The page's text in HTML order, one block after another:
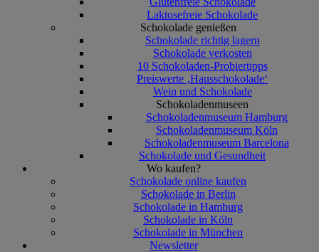
Laktosefreie Schokolade
Schokolade genießen
Schokolade richtig lagern
Schokolade verkosten
10 Schokoladen-Probiertipps
Preiswerte ‚Hausschokolade‘
Wein und Schokolade
Schokoladenmuseen
Schokoladenmuseum Hamburg
Schokoladenmuseum Köln
Schokoladenmuseum Barcelona
Schokolade und Gesundheit
Wo kaufen?
Schokolade online kaufen
Schokolade in Berlin
Schokolade in Hamburg
Schokolade in Köln
Schokolade in München
Newsletter